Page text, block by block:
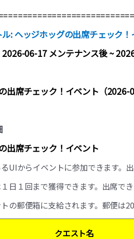
: ヘッジホッグの出席チェック！
06-17 メンテナンス後 ~
出席チェック！イベント（
出席チェック！イベント
UIからイベントに参加できます。
日１回まで獲得できます。出席で
の郵便箱に支給されます。郵便は
クエスト名